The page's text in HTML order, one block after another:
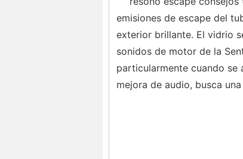
emisiones de escape del
exterior brillante. El vidrio
sonidos de motor de la
particularmente cuando se
mejora de audio, busca